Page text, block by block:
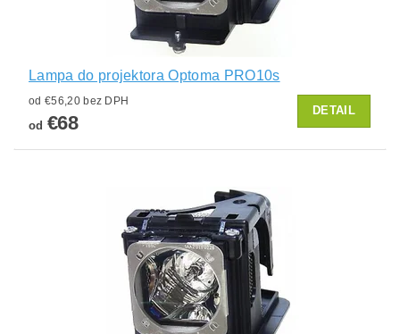
Lampa do projektora Optoma PRO10s
od €56,20 bez DPH
od €68
DETAIL